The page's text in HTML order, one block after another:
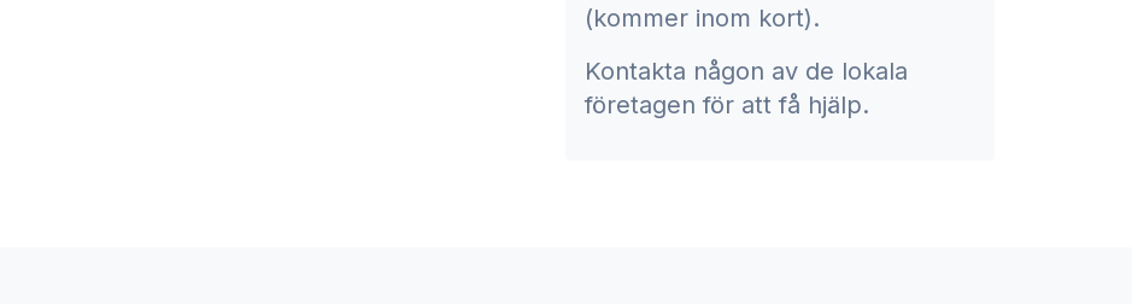
(kommer inom kort).
Kontakta någon av de lokala
företagen för att få hjälp.